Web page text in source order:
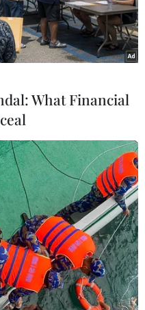
đám đông tại Hồ
mạng và 43 người
What Financial